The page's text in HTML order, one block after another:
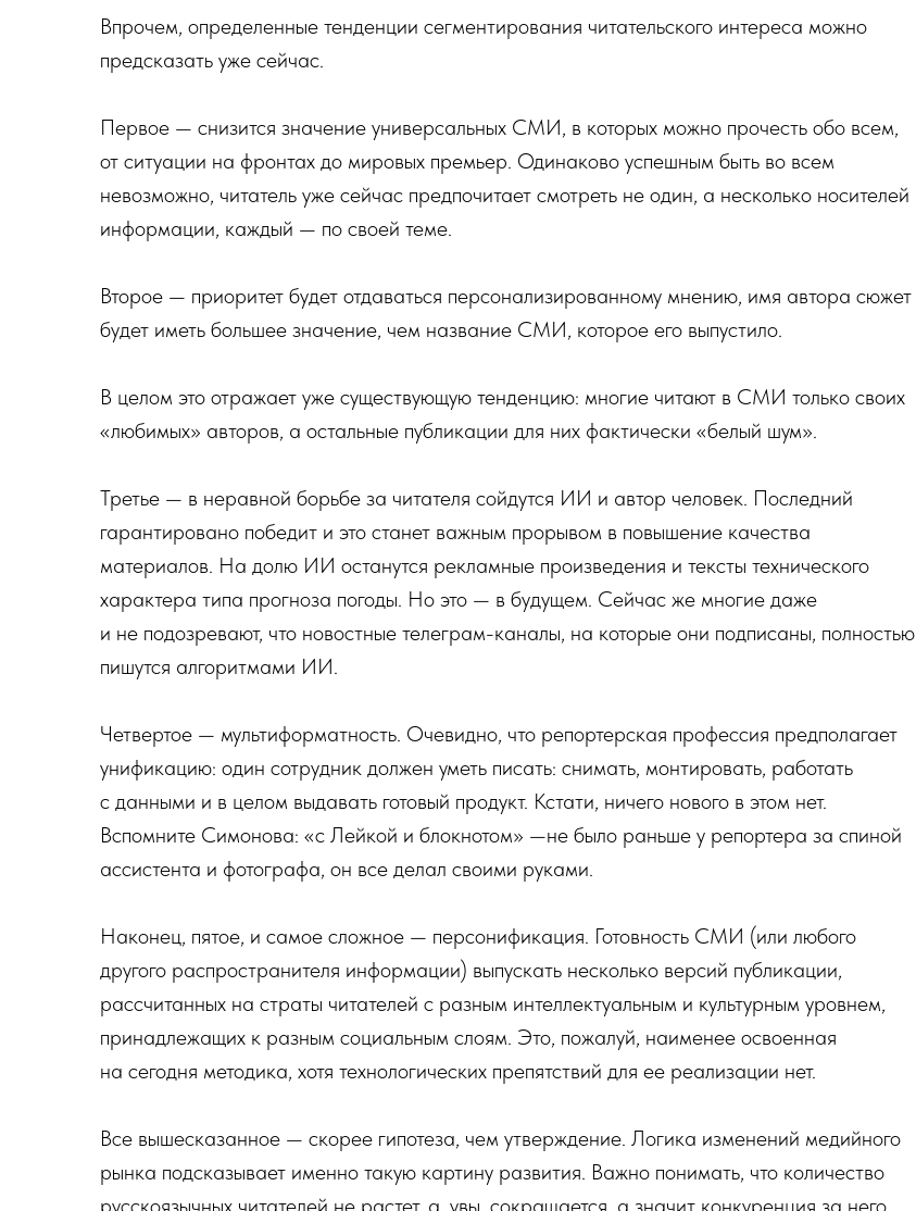
Впрочем, определенные тенденции сегментирования читательского интереса можно
предсказать уже сейчас.
Первое — снизится значение универсальных СМИ, в которых можно прочесть обо всем,
от ситуации на фронтах до мировых премьер. Одинаково успешным быть во всем
невозможно, читатель уже сейчас предпочитает смотреть не один, а несколько носителей
информации, каждый — по своей теме.
Второе — приоритет будет отдаваться персонализированному мнению, имя автора сюжет
будет иметь большее значение, чем название СМИ, которое его выпустило.
В целом это отражает уже существующую тенденцию: многие читают в СМИ только своих
«любимых» авторов, а остальные публикации для них фактически «белый шум».
Третье — в неравной борьбе за читателя сойдутся ИИ и автор человек. Последний
гарантировано победит и это станет важным прорывом в повышение качества
материалов. На долю ИИ останутся рекламные произведения и тексты технического
характера типа прогноза погоды. Но это — в будущем. Сейчас же многие даже
и не подозревают, что новостные телеграм-каналы, на которые они подписаны, полностью
пишутся алгоритмами ИИ.
Четвертое — мультиформатность. Очевидно, что репортерская профессия предполагает
унификацию: один сотрудник должен уметь писать: снимать, монтировать, работать
с данными и в целом выдавать готовый продукт. Кстати, ничего нового в этом нет.
Вспомните Симонова: «с Лейкой и блокнотом» —не было раньше у репортера за спиной
ассистента и фотографа, он все делал своими руками.
Наконец, пятое, и самое сложное — персонификация. Готовность СМИ (или любого
другого распространителя информации) выпускать несколько версий публикации,
рассчитанных на страты читателей с разным интеллектуальным и культурным уровнем,
принадлежащих к разным социальным слоям. Это, пожалуй, наименее освоенная
на сегодня методика, хотя технологических препятствий для ее реализации нет.
Все вышесказанное — скорее гипотеза, чем утверждение. Логика изменений медийного
рынка подсказывает именно такую картину развития. Важно понимать, что количество
русскоязычных читателей не растет, а, увы, сокращается, а значит конкуренция за него